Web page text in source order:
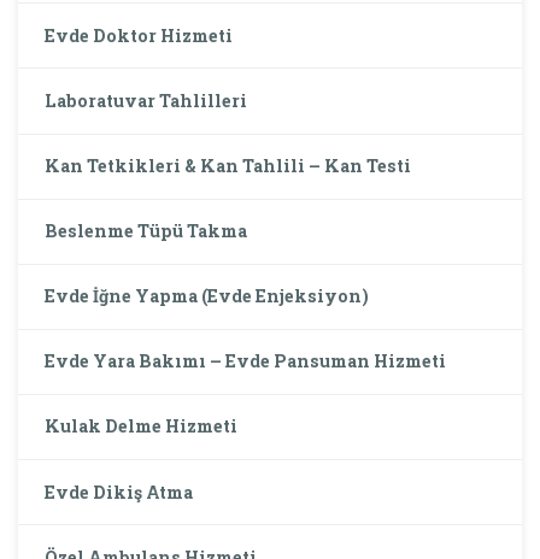
Evde Doktor Hizmeti
Laboratuvar Tahlilleri
Kan Tetkikleri & Kan Tahlili – Kan Testi
Beslenme Tüpü Takma
Evde İğne Yapma (Evde Enjeksiyon)
Evde Yara Bakımı – Evde Pansuman Hizmeti
Kulak Delme Hizmeti
Evde Dikiş Atma